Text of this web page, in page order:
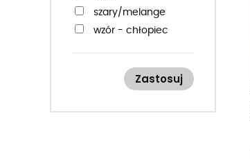
szary/melange
wzór - chłopiec
zielony/melange
Zastosuj